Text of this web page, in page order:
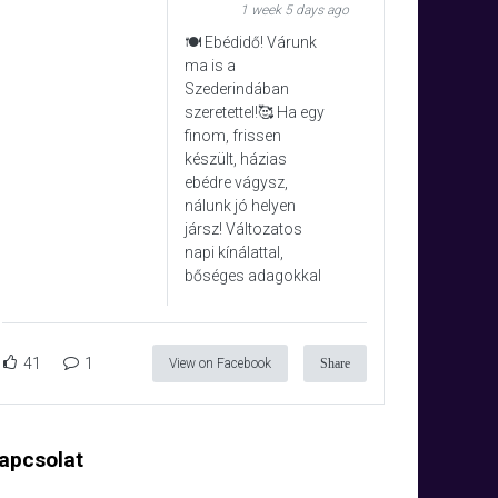
1 week 5 days ago
🍽️ Ebédidő! Várunk
ma is a
Szederindában
szeretettel!🥰 Ha egy
finom, frissen
készült, házias
ebédre vágysz,
nálunk jó helyen
jársz! Változatos
napi kínálattal,
bőséges adagokkal
41 1 View on Facebook Share